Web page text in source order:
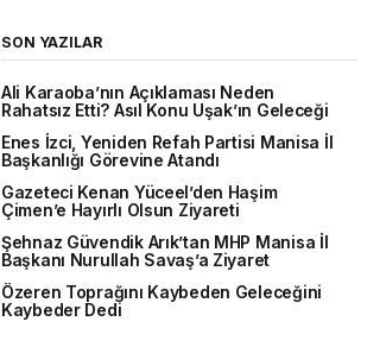
SON YAZILAR
Ali Karaoba’nın Açıklaması Neden
Rahatsız Etti? Asıl Konu Uşak’ın Geleceği
Enes İzci, Yeniden Refah Partisi Manisa İl
Başkanlığı Görevine Atandı
Gazeteci Kenan Yüceel’den Haşim
Çimen’e Hayırlı Olsun Ziyareti
Şehnaz Güvendik Arık’tan MHP Manisa İl
Başkanı Nurullah Savaş’a Ziyaret
Özeren Toprağını Kaybeden Geleceğini
Kaybeder Dedi